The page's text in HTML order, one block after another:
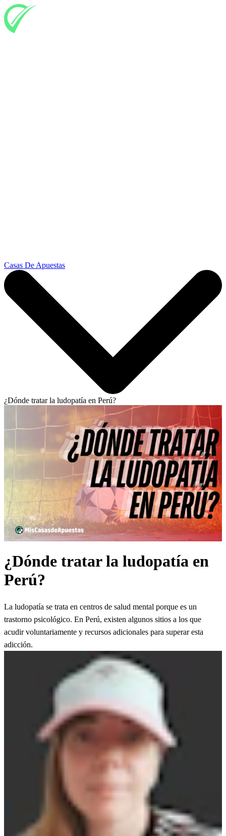
Casas De Apuestas
¿Dónde tratar la ludopatía en Perú?
¿Dónde tratar la ludopatía en
Perú?
La ludopatía se trata en centros de salud mental porque es un
trastorno psicológico. En Perú, existen algunos sitios a los que
acudir voluntariamente y recursos adicionales para superar esta
adicción.